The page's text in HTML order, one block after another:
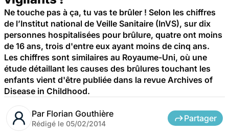
Ne touche pas à ça, tu vas te brûler ! Selon les chiffres
de l’Institut national de Veille Sanitaire (InVS), sur dix
personnes hospitalisées pour brûlure, quatre ont moins
de 16 ans, trois d'entre eux ayant moins de cinq ans.
Les chiffres sont similaires au Royaume-Uni, où une
étude détaillant les causes des brûlures touchant les
enfants vient d'être publiée dans la revue Archives of
Disease in Childhood.
Par Florian Gouthière
Rédigé le 05/02/2014
Partager